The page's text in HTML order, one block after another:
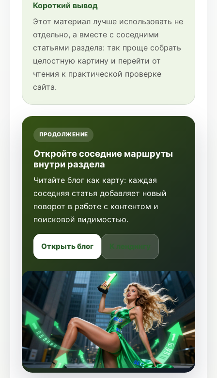
Короткий вывод
Этот материал лучше использовать не
отдельно, а вместе с соседними
статьями раздела: так проще собрать
целостную картину и перейти от
чтения к практической проверке
сайта.
ПРОДОЛЖЕНИЕ
Откройте соседние маршруты
внутри раздела
Читайте блог как карту: каждая
соседняя статья добавляет новый
поворот в работе с контентом и
поисковой видимостью.
Открыть блог К лендингу